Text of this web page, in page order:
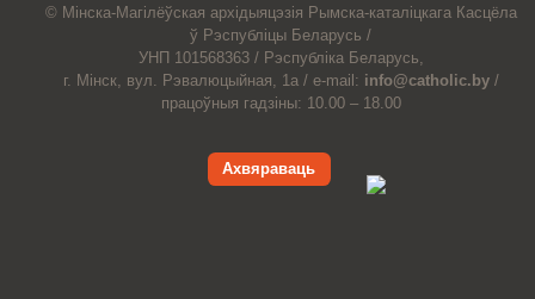
© Мiнска-Магiлёўская архiдыяцэзiя Рымска-каталіцкага Касцёла
ў Рэспубліцы Беларусь /
УНП 101568363 / Рэспубліка Беларусь,
г. Мінск, вул. Рэвалюцыйная, 1а / e-mail: info@catholic.by /
працоўныя гадзіны: 10.00 – 18.00
Ахвяраваць